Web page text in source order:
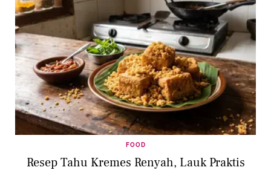
FOOD
Resep Tahu Kremes Renyah, Lauk Praktis